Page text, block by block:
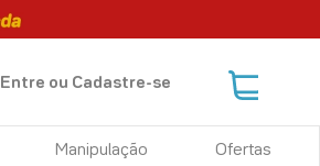
Entre ou Cadastre-se
Manipulação Ofertas